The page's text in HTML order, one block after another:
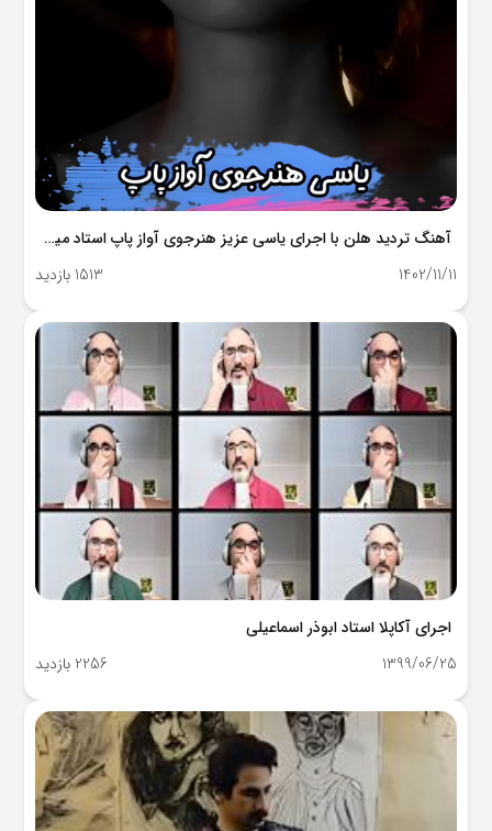
آهنگ تردید هلن با اجرای یاسی عزیز هنرجوی آواز پاپ استاد میلاد جعفرنژاد
1513 بازدید
1402/11/11
اجرای آکاپلا استاد ابوذر اسماعیلی
2256 بازدید
1399/06/25